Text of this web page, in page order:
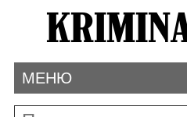
МЕНЮ